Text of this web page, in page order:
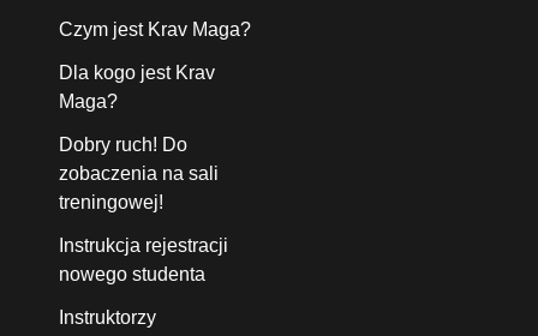
Czym jest Krav Maga?
Dla kogo jest Krav
Maga?
Dobry ruch! Do
zobaczenia na sali
treningowej!
Instrukcja rejestracji
nowego studenta
Instruktorzy